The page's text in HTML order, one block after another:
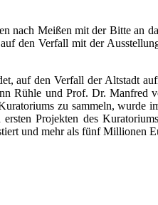
Meißen mit der Bitte an
den Verfall mit der
auf den Verfall der Altstadt
Rühle und Prof. Dr. Manfred
zu sammeln, wurde
Projekten des
und mehr als fünf Millionen